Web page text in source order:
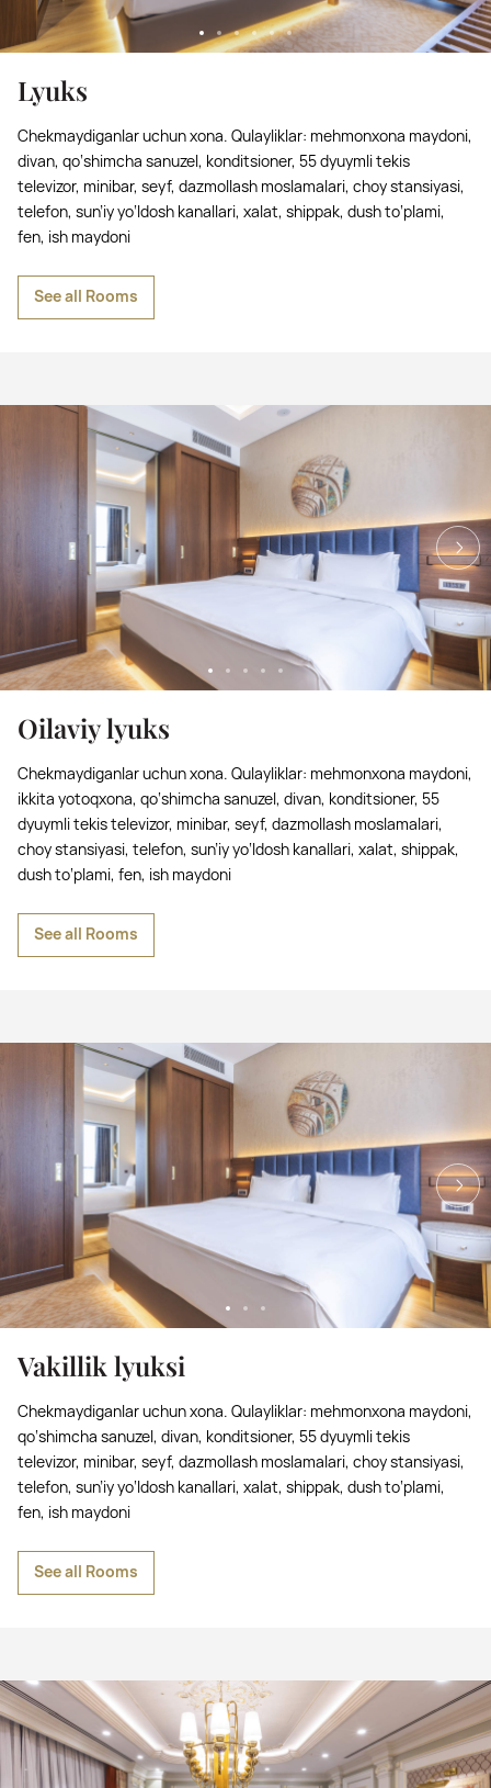
Lyuks
Chekmaydiganlar uchun xona. Qulayliklar: mehmonxona maydoni,
divan, qo‘shimcha sanuzel, konditsioner, 55 dyuymli tekis
televizor, minibar, seyf, dazmollash moslamalari, choy stansiyasi,
telefon, sun’iy yo‘ldosh kanallari, xalat, shippak, dush to‘plami,
fen, ish maydoni
See all Rooms
Oilaviy lyuks
Chekmaydiganlar uchun xona. Qulayliklar: mehmonxona maydoni,
ikkita yotoqxona, qo‘shimcha sanuzel, divan, konditsioner, 55
dyuymli tekis televizor, minibar, seyf, dazmollash moslamalari,
choy stansiyasi, telefon, sun’iy yo‘ldosh kanallari, xalat, shippak,
dush to‘plami, fen, ish maydoni
See all Rooms
Vakillik lyuksi
Chekmaydiganlar uchun xona. Qulayliklar: mehmonxona maydoni,
qo‘shimcha sanuzel, divan, konditsioner, 55 dyuymli tekis
televizor, minibar, seyf, dazmollash moslamalari, choy stansiyasi,
telefon, sun’iy yo‘ldosh kanallari, xalat, shippak, dush to‘plami,
fen, ish maydoni
See all Rooms